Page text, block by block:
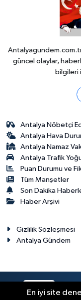
güncel olaylar,
bilgileri
Antalya Nöbetçi
Antalya Hava
Antalya Namaz
Antalya Trafik
Puan Durumu ve
Tüm Manşetler
Son Dakika
Haber Arşivi
Gizlilik Sözleşmesi
Antalya Gündem
En iyi site